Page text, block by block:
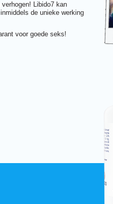
Libido7 kan
de unieke werking
voor goede seks!